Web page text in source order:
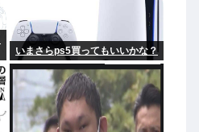
いまさらps5買ってもいいかな？